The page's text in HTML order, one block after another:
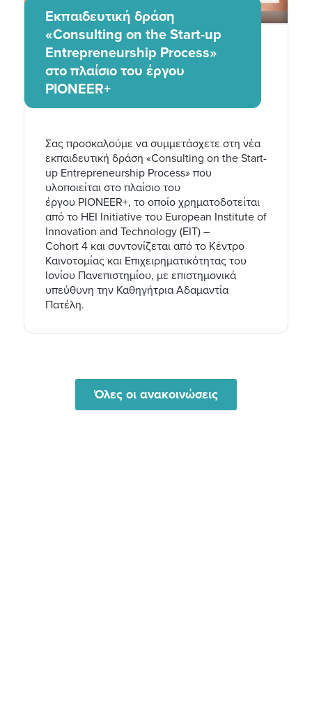
Εκπαιδευτική δράση
«Consulting on the Start-up
Entrepreneurship Process»
στο πλαίσιο του έργου
PIONEER+
Σας προσκαλούμε να συμμετάσχετε στη νέα
εκπαιδευτική δράση «Consulting on the Start-
up Entrepreneurship Process» που
υλοποιείται στο πλαίσιο του
έργου PIONEER+, το οποίο χρηματοδοτείται
από το HEI Initiative του European Institute of
Innovation and Technology (EIT) –
Cohort 4 και συντονίζεται από το Κέντρο
Καινοτομίας και Επιχειρηματικότητας του
Ιονίου Πανεπιστημίου, με επιστημονικά
υπεύθυνη την Καθηγήτρια Αδαμαντία
Πατέλη.
Όλες οι ανακοινώσεις